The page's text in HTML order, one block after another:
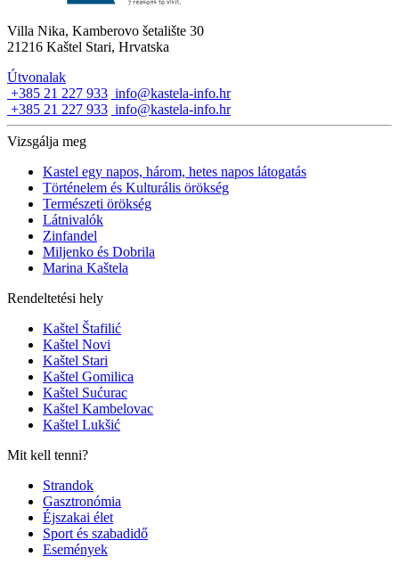
Villa Nika, Kamberovo šetalište 30
21216 Kaštel Stari, Hrvatska
Útvonalak
+385 21 227 933 info@kastela-info.hr
+385 21 227 933 info@kastela-info.hr
Vizsgálja meg
Kastel egy napos, három, hetes napos látogatás
Történelem és Kulturális örökség
Természeti örökség
Látnivalók
Zinfandel
Miljenko és Dobrila
Marina Kaštela
Rendeltetési hely
Kaštel Štafilić
Kaštel Novi
Kaštel Stari
Kaštel Gomilica
Kaštel Sućurac
Kaštel Kambelovac
Kaštel Lukšić
Mit kell tenni?
Strandok
Gasztronómia
Éjszakai élet
Sport és szabadidő
Események